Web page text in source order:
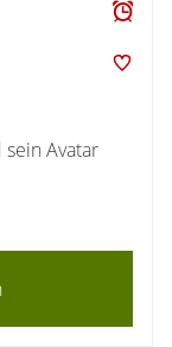
sein Avatar